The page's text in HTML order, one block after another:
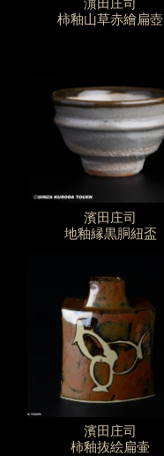
濵田庄司
柿釉山草赤繪扁壺
濱田庄司
地釉縁黒胴紐盃
濱田庄司
柿釉抜絵扁壷